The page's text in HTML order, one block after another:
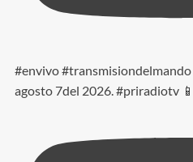
#envivo
agosto 7del 2026. #priradiotv 📱